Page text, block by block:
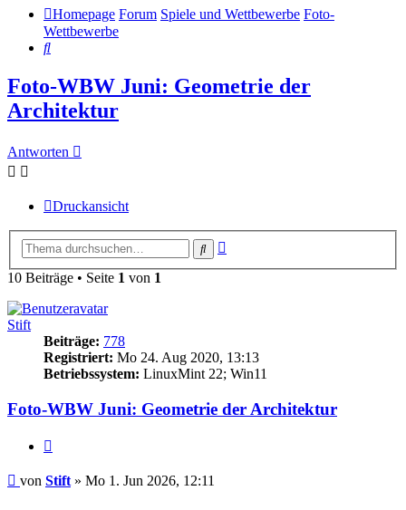
Homepage Forum Spiele und Wettbewerbe Foto-
Wettbewerbe
Suche
Foto-WBW Juni: Geometrie der
Architektur
Antworten
Druckansicht
Suche
10 Beiträge • Seite 1 von 1
Stift
Beiträge: 778
Registriert: Mo 24. Aug 2020, 13:13
Betriebssystem: LinuxMint 22; Win11
Foto-WBW Juni: Geometrie der Architektur
Beitrag
von Stift » Mo 1. Jun 2026, 12:11